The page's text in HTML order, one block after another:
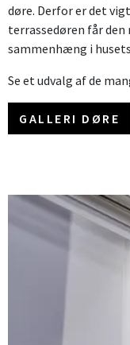
døre. Derfor er det
terrassedøren får
sammenhæng i
Se et udvalg af de
GALLERI DØRE